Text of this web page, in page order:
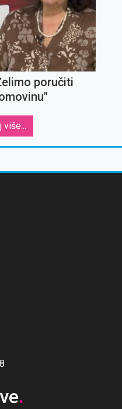
poručiti
više...
.